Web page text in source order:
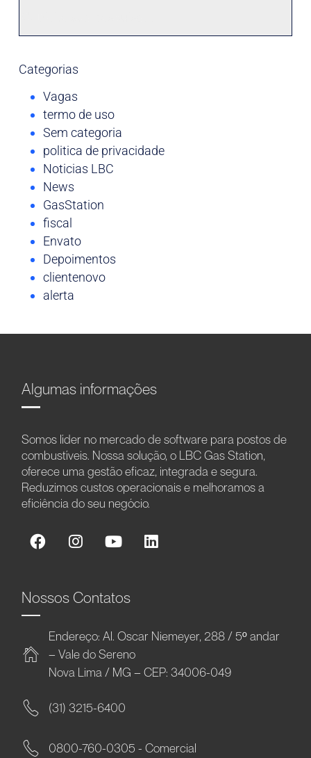
Categorias
Vagas
termo de uso
Sem categoria
politica de privacidade
Noticias LBC
News
GasStation
fiscal
Envato
Depoimentos
clientenovo
alerta
Algumas informações
Somos líder no mercado de software para postos de
combustíveis. Nossa solução, o LBC Gas Station,
oferece uma gestão eficaz, integrada e segura.
Reduzimos custos operacionais e melhoramos a
eficiência do seu negócio.
Nossos Contatos
Endereço: Al. Oscar Niemeyer, 288 / 5º andar
– Vale do Sereno
Nova Lima / MG – CEP: 34006-049
(31) 3215-6400
0800-760-0305 - Comercial